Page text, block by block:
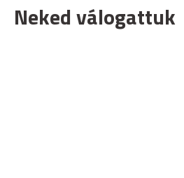
Neked válogattuk